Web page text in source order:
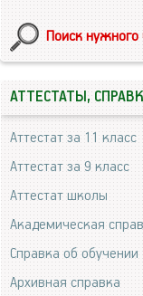
Поиск нужного
АТТЕСТАТЫ,
Аттестат за 11 класс
Аттестат за 9 класс
Аттестат школы
Академическая
Справка об обучении
Архивная справка